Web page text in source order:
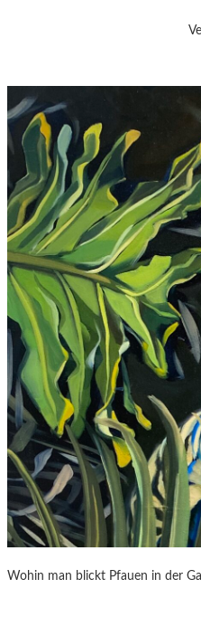
Wohin man blickt Pfauen in der